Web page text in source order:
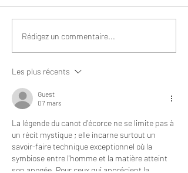
Rédigez un commentaire...
Les plus récents
Guest
07 mars
La légende du canot d’écorce ne se limite pas à
un récit mystique ; elle incarne surtout un
savoir-faire technique exceptionnel où la
symbiose entre l'homme et la matière atteint
son apogée. Pour ceux qui apprécient la